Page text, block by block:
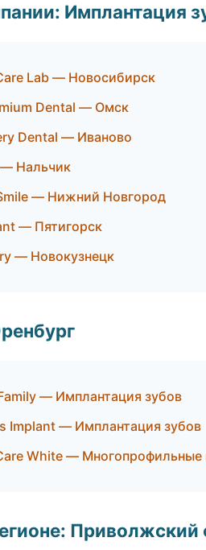
Имплантация
Lab — Новосибирск
Dental — Омск
Dental — Иваново
Нальчик
— Нижний Новгород
— Пятигорск
— Новокузнецк
— Имплантация зубов
Implant — Имплантация зубов
White — Многопрофильные